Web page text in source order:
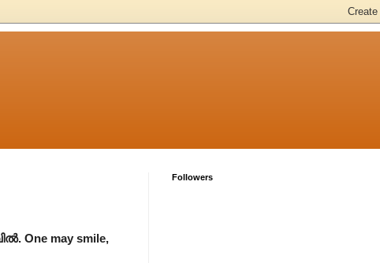
One may smile,
Followers